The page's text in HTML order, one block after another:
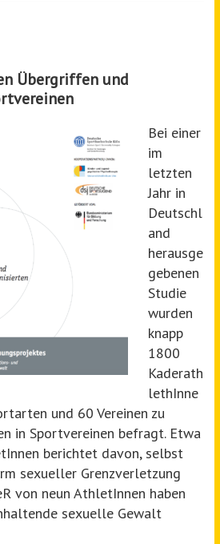
Übergriffen und
Bei einer
im
letzten
Jahr in
Deutschl
and
herausge
gebenen
Studie
wurden
knapp
1800
Kaderath
lethInne
und 60 Vereinen zu
in Sportvereinen befragt. Etwa
berichtet davon, selbst
sexueller Grenzverletzung
von neun AthletInnen haben
sexuelle Gewalt